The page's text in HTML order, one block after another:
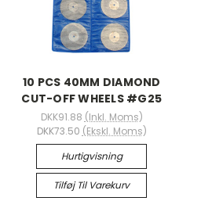
10 PCS 40MM DIAMOND
CUT-OFF WHEELS #G25
DKK91.88 (Inkl. Moms)
DKK73.50 (Ekskl. Moms)
Hurtigvisning
Tilføj Til Varekurv